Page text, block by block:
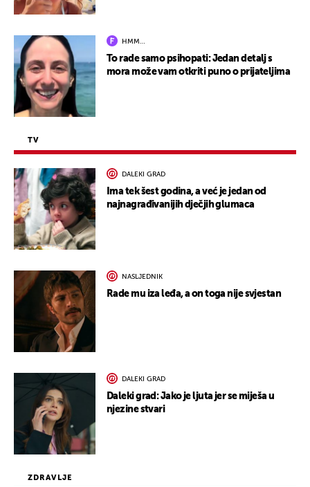
ZDRAVLJE
HMM…
To rade samo psihopati: Jedan detalj s
mora može vam otkriti puno o prijateljima
TV
DALEKI GRAD
Ima tek šest godina, a već je jedan od
najnagrađivanijih dječjih glumaca
NASLJEDNIK
Rade mu iza leđa, a on toga nije svjestan
DALEKI GRAD
Daleki grad: Jako je ljuta jer se miješa u
njezine stvari